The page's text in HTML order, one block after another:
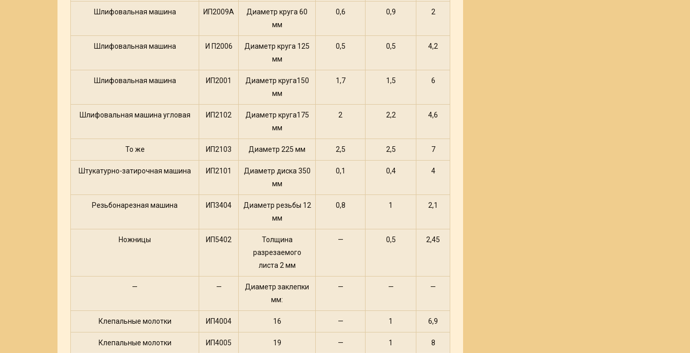
Шлифовальная машина ИП2009А
Диаметр круга 60
мм
0,6 0,9 2
Шлифовальная машина И П2006
Диаметр круга 125
мм
0,5 0,5 4,2
Шлифовальная машина ИП2001
Диаметр круга150
мм
1,7 1,5 6
Шлифовальная машина угловая ИП2102
Диаметр круга175
мм
2 2,2 4,6
То же ИП2103 Диаметр 225 мм 2,5 2,5 7
Штукатурно-затирочная машина ИП2101
Диаметр диска 350
мм
0,1 0,4 4
Резьбонарезная машина ИП3404
Диаметр резьбы 12
мм
0,8 1 2,1
Ножницы ИП5402
Толщина
разрезаемого
листа 2 мм
— 0,5 2,45
— —
Диаметр заклепки
мм:
— — —
Клепальные молотки ИП4004 16 — 1 6,9
Клепальные молотки ИП4005 19 — 1 8